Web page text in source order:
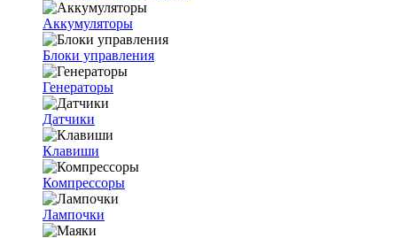
Аккумуляторы
Блоки управления
Генераторы
Датчики
Клавиши
Компрессоры
Лампочки